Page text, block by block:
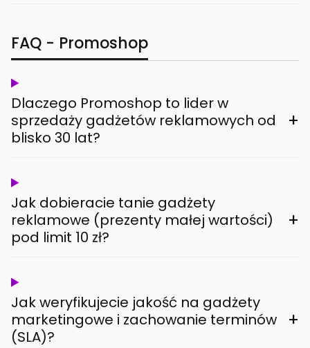
FAQ - Promoshop
Dlaczego Promoshop to lider w
sprzedaży gadżetów reklamowych od
blisko 30 lat?
+
Jak dobieracie tanie gadżety
reklamowe (prezenty małej wartości)
pod limit 10 zł?
+
Jak weryfikujecie jakość na gadżety
marketingowe i zachowanie terminów
(SLA)?
+